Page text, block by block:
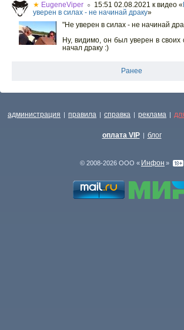
★ EugeneViper ○ 15:51 02.08.2021 к видео «
уверен в силах - не начинай драку»
"Не уверен в силах - не начинай
Ну, видимо, он был уверен в своих
начал драку :)
Ранее
администрация | правила | справка | реклама |
оплата VIP | блог
© 2008-2026 ООО « Инфон »